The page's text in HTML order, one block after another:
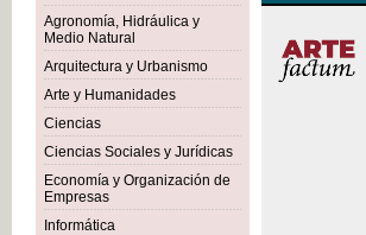
Agronomía, Hidráulica y
Medio Natural
Arquitectura y Urbanismo
Arte y Humanidades
Ciencias
Ciencias Sociales y Jurídicas
Economía y Organización de
Empresas
Informática